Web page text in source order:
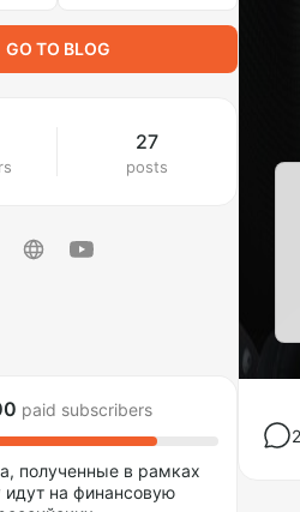
GO TO BLOG
27
posts
paid subscribers
полученные в рамках
идут на финансовую